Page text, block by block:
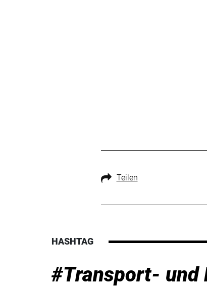
Teilen
HASHTAG
#Transport- und